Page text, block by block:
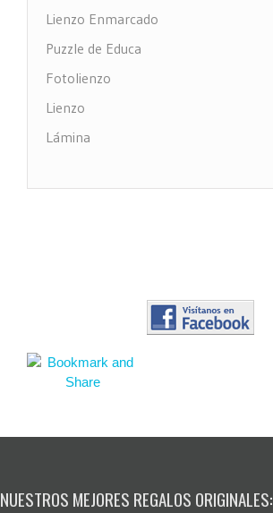
Lienzo Enmarcado
Puzzle de Educa
Fotolienzo
Lienzo
Lámina
NUESTROS MEJORES REGALOS ORIGINALES: